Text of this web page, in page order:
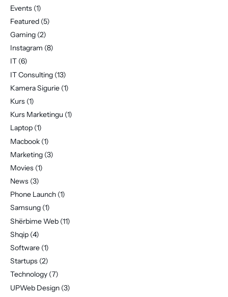
Events (1)
Featured (5)
Gaming (2)
Instagram (8)
IT (6)
IT Consulting (13)
Kamera Sigurie (1)
Kurs (1)
Kurs Marketingu (1)
Laptop (1)
Macbook (1)
Marketing (3)
Movies (1)
News (3)
Phone Launch (1)
Samsung (1)
Shërbime Web (11)
Shqip (4)
Software (1)
Startups (2)
Technology (7)
UPWeb Design (3)